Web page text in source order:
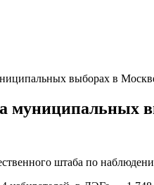
выборах в
муниципальных
штаба по